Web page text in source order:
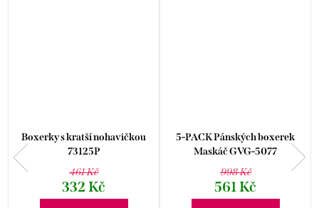
Boxerky s kratší nohavičkou
73125P
461 Kč
332 Kč
5-PACK Pánských boxerek
Maskáč GVG-5077
998 Kč
561 Kč